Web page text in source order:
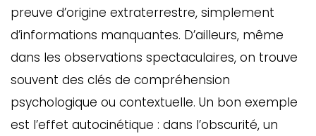
preuve d’origine extraterrestre, simplement
d’informations manquantes. D’ailleurs, même
dans les observations spectaculaires, on trouve
souvent des clés de compréhension
psychologique ou contextuelle. Un bon exemple
est l’effet autocinétique : dans l’obscurité, un